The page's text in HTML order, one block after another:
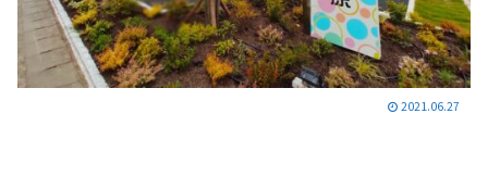
2021.06.27